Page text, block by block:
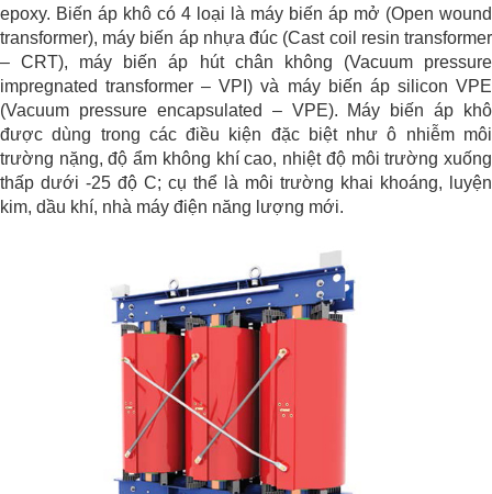
epoxy. Biến áp khô có 4 loại là máy biến áp mở (Open wound
transformer), máy biến áp nhựa đúc (Cast coil resin transformer
– CRT), máy biến áp hút chân không (Vacuum pressure
impregnated transformer – VPI) và máy biến áp silicon VPE
(Vacuum pressure encapsulated – VPE). Máy biến áp khô
được dùng trong các điều kiện đặc biệt như ô nhiễm môi
trường nặng, độ ẩm không khí cao, nhiệt độ môi trường xuống
thấp dưới -25 độ C; cụ thể là môi trường khai khoáng, luyện
kim, dầu khí, nhà máy điện năng lượng mới.